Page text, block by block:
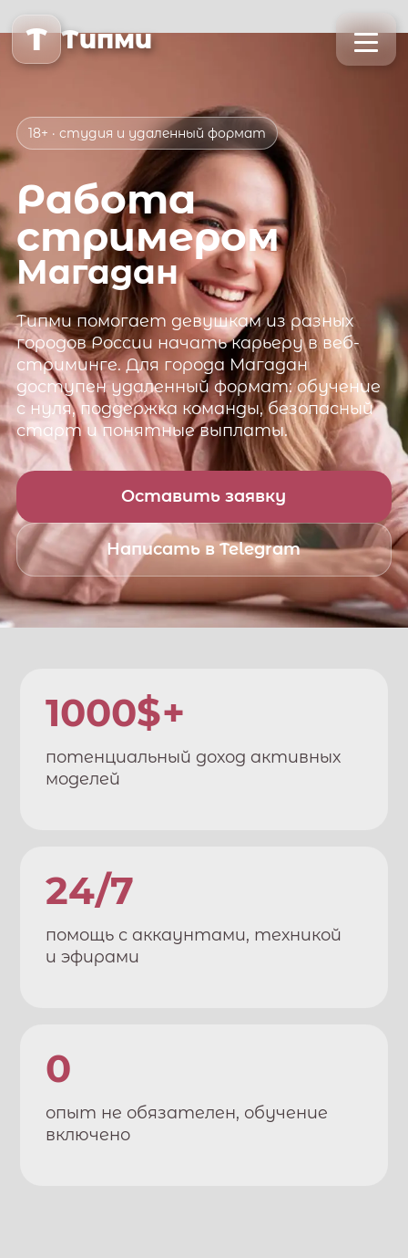
T Типми
18+ · студия и удаленный формат
Работа
стримером
Магадан
Типмипомогает девушкам из разных
городов России начать карьеру в веб-
стриминге. Для города Магадан
доступен удаленный формат: обучение
с нуля, поддержка команды, безопасный
старт и понятные выплаты.
Оставить заявку
Написать в Telegram
1000$+
потенциальный доход активных
моделей
24/7
помощь с аккаунтами, техникой
и эфирами
0
опыт не обязателен, обучение
включено